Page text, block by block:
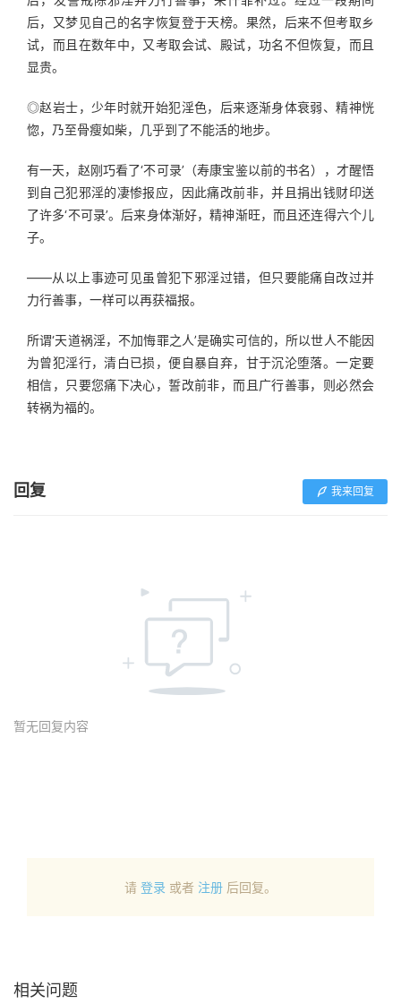
后，又梦见自己的名字恢复登于天榜。果然，后来不但考取乡
试，而且在数年中，又考取会试、殿试，功名不但恢复，而且
显贵。
◎赵岩士，少年时就开始犯淫色，后来逐渐身体衰弱、精神恍
惚，乃至骨瘦如柴，几乎到了不能活的地步。
有一天，赵刚巧看了‘不可录’（寿康宝鉴以前的书名），才醒悟
到自己犯邪淫的凄惨报应，因此痛改前非，并且捐出钱财印送
了许多‘不可录’。后来身体渐好，精神渐旺，而且还连得六个儿
子。
——从以上事迹可见虽曾犯下邪淫过错，但只要能痛自改过并
力行善事，一样可以再获福报。
所谓‘天道祸淫，不加悔罪之人’是确实可信的，所以世人不能因
为曾犯淫行，清白已损，便自暴自弃，甘于沉沦堕落。一定要
相信，只要您痛下决心，誓改前非，而且广行善事，则必然会
转祸为福的。
回复 我来回复
暂无回复内容
请 登录 或者 注册 后回复。
相关问题